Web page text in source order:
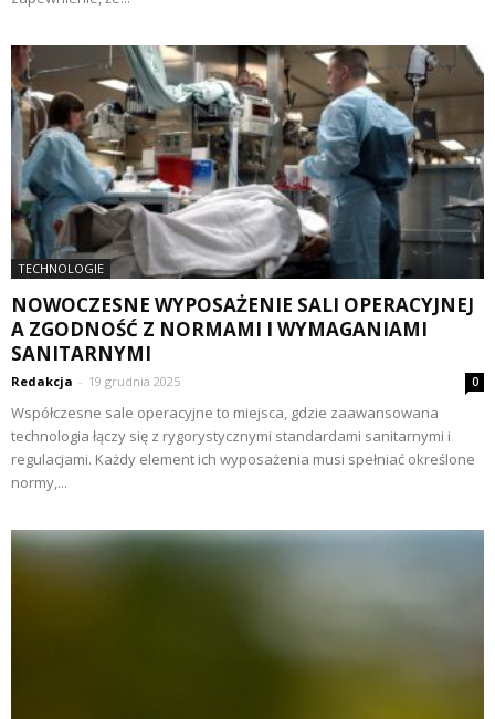
TECHNOLOGIE
NOWOCZESNE WYPOSAŻENIE SALI OPERACYJNEJ
A ZGODNOŚĆ Z NORMAMI I WYMAGANIAMI
SANITARNYMI
Redakcja - 19 grudnia 2025 0
Współczesne sale operacyjne to miejsca, gdzie zaawansowana
technologia łączy się z rygorystycznymi standardami sanitarnymi i
regulacjami. Każdy element ich wyposażenia musi spełniać określone
normy,...